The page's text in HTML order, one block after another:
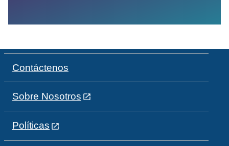
Contáctenos
Sobre Nosotros
Políticas